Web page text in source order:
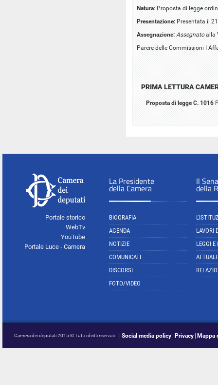
Natura: Proposta di legge
Presentazione: Presentata il
Assegnazione: Assegnatoalla
Parere delle Commissioni I
PRIMA LETTURA
Proposta di legge C. 1016
Portale storico
WebTv
YouTube
Portale Luce - Camera
La Presidente
della Camera
BIOGRAFIA
AGENDA
NOTIZIE
COMUNICATI
DISCORSI
FOTO/VIDEO
Il
della
LAVORI
LEGGI E
Camera dei deputati 2015 © Tutti i diritti riservati Social media policy Privacy Mappa